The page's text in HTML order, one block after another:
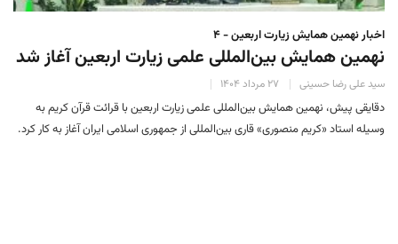
اخبار نهمین همایش زیارت اربعین - ۴
نهمین همایش بین‌المللی علمی زیارت اربعین آغاز شد
سید علی رضا حسینی ۲۷ مرداد ۱۴۰۴
دقایقی پیش، نهمین همایش بین‌المللی علمی زیارت اربعین با قرائت قرآن کریم به
وسیله استاد «کریم منصوری» قاری بین‌المللی از جمهوری اسلامی ایران آغاز به کار کرد.